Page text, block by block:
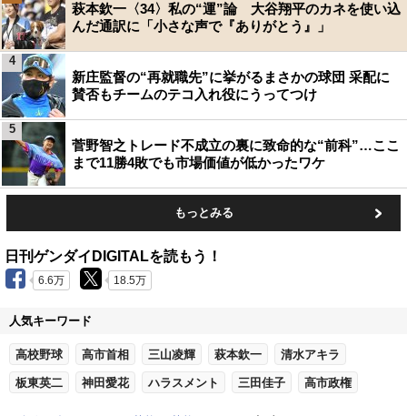
萩本欽一〈34〉私の“運”論 大谷翔平のカネを使い込
んだ通訳に「小さな声で『ありがとう』」
新庄監督の“再就職先”に挙がるまさかの球団 采配に
賛否もチームのテコ入れ役にうってつけ
4
菅野智之トレード不成立の裏に致命的な“前科”…ここ
まで11勝4敗でも市場価値が低かったワケ
5
もっとみる
日刊ゲンダイDIGITALを読もう！
6.6万 18.5万
人気キーワード
高校野球 高市首相 三山凌輝 萩本欽一 清水アキラ
板東英二 神田愛花 ハラスメント 三田佳子 高市政権